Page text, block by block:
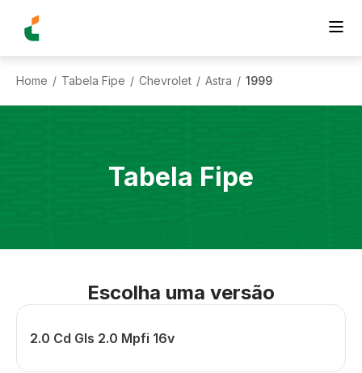
Home / Tabela Fipe / Chevrolet / Astra / 1999
Tabela Fipe
Escolha uma versão
2.0 Cd Gls 2.0 Mpfi 16v